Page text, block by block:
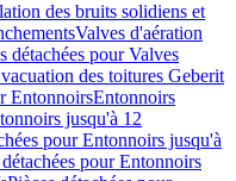
des bruits solidiens et
Valves d'aération
détachées pour Valves
des toitures Geberit
EntonnoirsEntonnoirs
jusqu'à 12
pour Entonnoirs jusqu'à
pour Entonnoirs